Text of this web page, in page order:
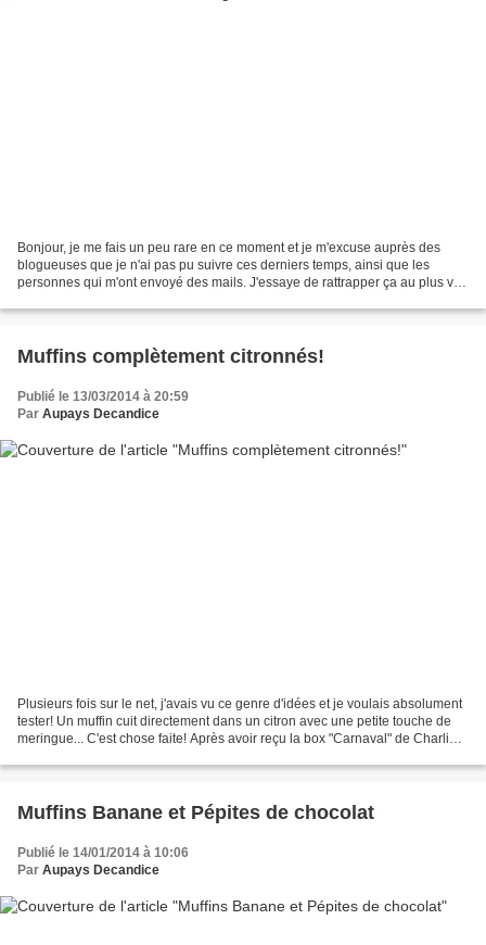
Bonjour, je me fais un peu rare en ce moment et je m'excuse auprès des
blogueuses que je n'ai pas pu suivre ces derniers temps, ainsi que les
personnes qui m'ont envoyé des mails. J'essaye de rattrapper ça au plus vite
Muffins complètement citronnés!
Publié le 13/03/2014 à 20:59
Par Aupays Decandice
Plusieurs fois sur le net, j'avais vu ce genre d'idées et je voulais absolument
tester! Un muffin cuit directement dans un citron avec une petite touche de
meringue... C'est chose faite! Après avoir reçu la box "Carnaval" de Charlie
Muffins Banane et Pépites de chocolat
Publié le 14/01/2014 à 10:06
Par Aupays Decandice